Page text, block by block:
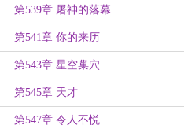
第539章 屠神的落幕
第541章 你的来历
第543章 星空巢穴
第545章 天才
第547章 令人不悦